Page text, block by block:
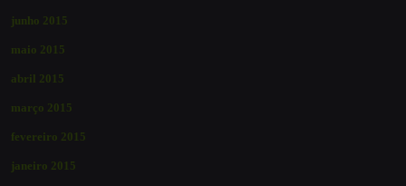
junho 2015
maio 2015
abril 2015
março 2015
fevereiro 2015
janeiro 2015